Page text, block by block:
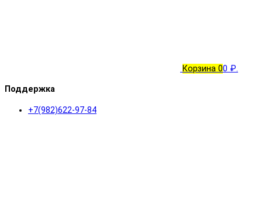
Корзина 00 ₽.
Поддержка
+7(982)622-97-84